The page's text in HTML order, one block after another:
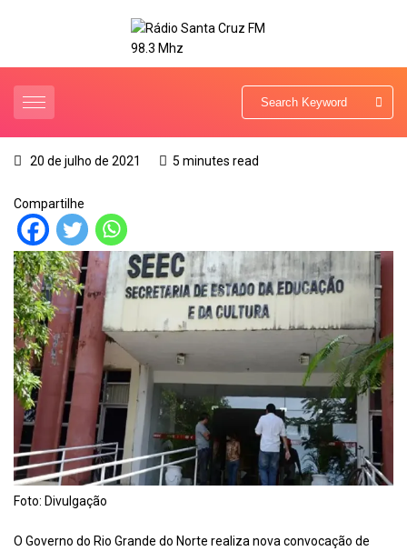
20 de julho de 2021 5 minutes read
Compartilhe
Foto: Divulgação
O Governo do Rio Grande do Norte realiza nova convocação de